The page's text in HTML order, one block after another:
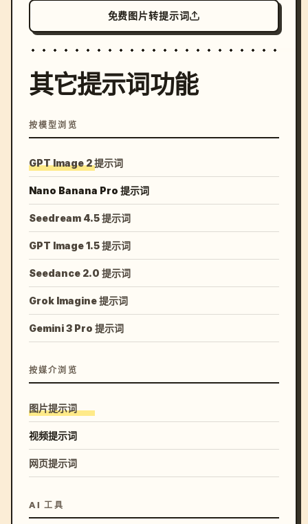
免费图片转提示词
其它提示词功能
按模型浏览
GPT Image 2 提示词
Nano Banana Pro 提示词
Seedream 4.5 提示词
GPT Image 1.5 提示词
Seedance 2.0 提示词
Grok Imagine 提示词
Gemini 3 Pro 提示词
按媒介浏览
图片提示词
视频提示词
网页提示词
AI 工具